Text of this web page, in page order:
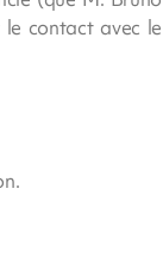
contact avec le